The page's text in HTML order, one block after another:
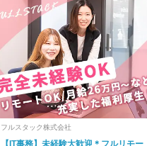
フルスタック株式会社
【IT事務】未経験大歓迎＊フルリモー